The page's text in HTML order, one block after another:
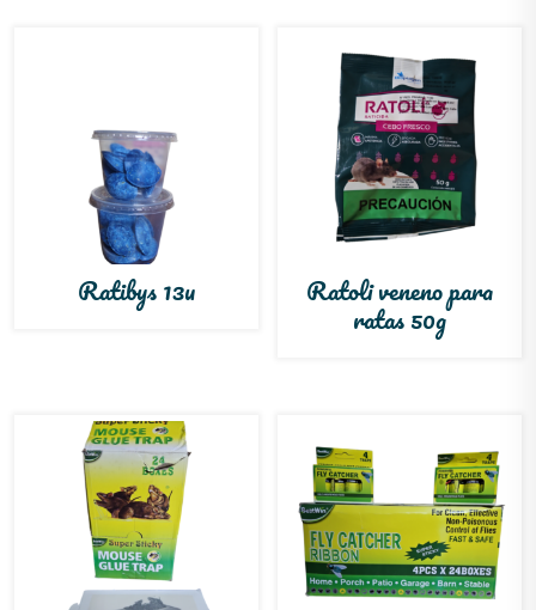
Ratibys 13u Ratoli veneno para
ratas 50g